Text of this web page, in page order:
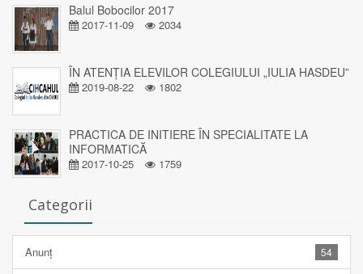
Balul Bobocilor 2017
2017-11-09 2034
ÎN ATENȚIA ELEVILOR COLEGIULUI „IULIA HASDEU”
2019-08-22 1802
PRACTICA DE INITIERE ÎN SPECIALITATE LA
INFORMATICĂ
2017-10-25 1759
Categorii
Anunț 54